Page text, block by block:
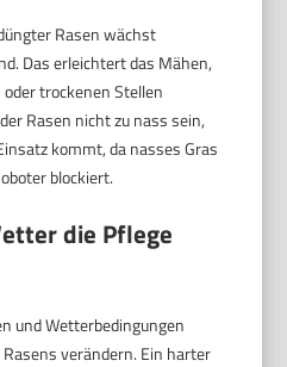
Rasen wächst
Das erleichtert das Mähen,
trockenen Stellen
Rasen nicht zu nass sein,
kommt, da nasses Gras
blockiert.
die Pflege
und Wetterbedingungen
verändern. Ein harter